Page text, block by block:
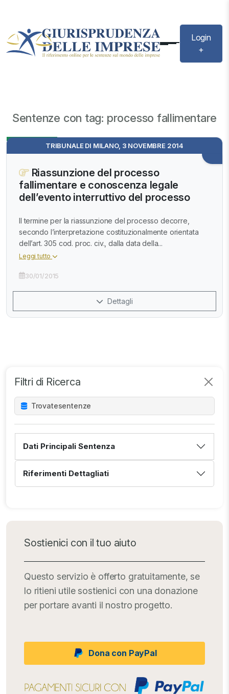
Login
+
Sentenze con tag: processo fallimentare
Filtri di Ricerca
Trovatesentenze
Dati Principali Sentenza
Riferimenti Dettagliati
Sostienici con il tuo aiuto
Questo servizio è offerto gratuitamente, se
lo ritieni utile sostienici con una donazione
per portare avanti il nostro progetto.
Dona con PayPal
TRIBUNALE DI MILANO, 3 NOVEMBRE 2014
Riassunzione del processo
fallimentare e conoscenza legale
dell’evento interruttivo del processo
Il termine per la riassunzione del processo decorre,
secondo l’interpretazione costituzionalmente orientata
dell’art. 305 cod. proc. civ., dalla data della...
Leggi tutto
30/01/2015
Dettagli